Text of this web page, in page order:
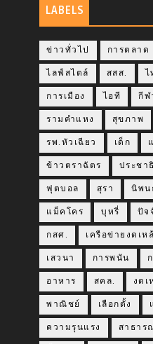
LABELS
ข่าวทั่วไป การตลาด
ไลฟ์สไตล์ สสส. ไ
การเมือง ไอที กีฬ
รามคำแหง สุขภาพ
รพ.หัวเฉียว เด็ก
ข้าวตราฉัตร ประชา
ฟุตบอล สุรา นิพน
แม็คโคร บุหรี่ ปัจ
กสศ. เครือข่ายงดเห
เสวนา การพนัน
อาหาร สคล. งดเ
พาณิชย์ เลือกตั้ง
ความรุนแรง สาธาร